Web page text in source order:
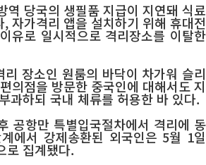
역 당국의 생필품 지급이 지연돼 식료
자가격리 앱을 설치하기 위해 휴대전
유로 일시적으로 격리장소를 이탈한
리 장소인 원룸의 바닥이 차가워 슬리
의점을 방문한 중국인에 대해서도 지
과하되 국내 체류를 허용한 바 있다.
공항만 특별입국절차에서 격리에 동
에서 강제송환된 외국인은 5월 1일
로 집계됐다.